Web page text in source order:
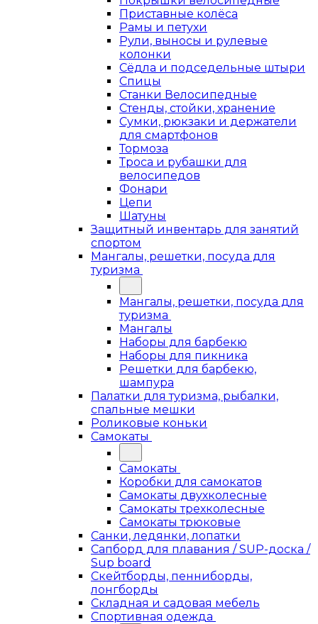
Приставные колёса
Рамы и петухи
Рули, выносы и рулевые
колонки
Сёдла и подседельные штыри
Спицы
Станки Велосипедные
Стенды, стойки, хранение
Сумки, рюкзаки и держатели
для смартфонов
Тормоза
Троса и рубашки для
велосипедов
Фонари
Цепи
Шатуны
Защитный инвентарь для занятий
спортом
Мангалы, решетки, посуда для
туризма
Мангалы, решетки, посуда для
туризма
Мангалы
Наборы для барбекю
Наборы для пикника
Решетки для барбекю,
шампура
Палатки для туризма, рыбалки,
спальные мешки
Роликовые коньки
Самокаты
Самокаты
Коробки для самокатов
Самокаты двухколесные
Самокаты трехколесные
Самокаты трюковые
Санки, ледянки, лопатки
Сапборд для плавания / SUP-доска /
Sup board
Скейтборды, пенниборды,
лонгборды
Складная и садовая мебель
Спортивная одежда